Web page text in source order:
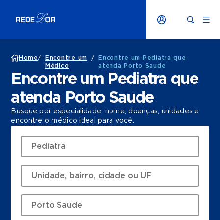
Home/
Encontre um
Médico
/
Encontre um Pediatra que
atenda Porto Saude
Encontre um Pediatra que
atenda Porto Saude
Busque por especialidade, nome, doenças, unidades e
encontre o médico ideal para você.